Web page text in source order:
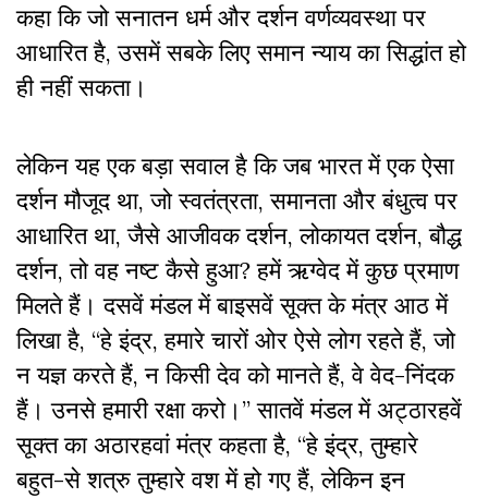
कहा कि जो सनातन धर्म और दर्शन वर्णव्यवस्था पर
आधारित है, उसमें सबके लिए समान न्याय का सिद्धांत हो
ही नहीं सकता।
लेकिन यह एक बड़ा सवाल है कि जब भारत में एक ऐसा
दर्शन मौजूद था, जो स्वतंत्रता, समानता और बंधुत्व पर
आधारित था, जैसे आजीवक दर्शन, लोकायत दर्शन, बौद्ध
दर्शन, तो वह नष्ट कैसे हुआ? हमें ऋग्वेद में कुछ प्रमाण
मिलते हैं। दसवें मंडल में बाइसवें सूक्त के मंत्र आठ में
लिखा है, “हे इंद्र, हमारे चारों ओर ऐसे लोग रहते हैं, जो
न यज्ञ करते हैं, न किसी देव को मानते हैं, वे वेद-निंदक
हैं। उनसे हमारी रक्षा करो।” सातवें मंडल में अट्ठारहवें
सूक्त का अठारहवां मंत्र कहता है, “हे इंद्र, तुम्हारे
बहुत-से शत्रु तुम्हारे वश में हो गए हैं, लेकिन इन